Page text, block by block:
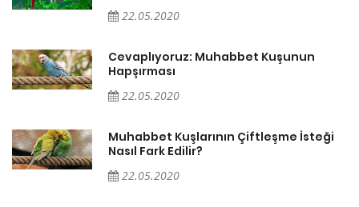
22.05.2020
Cevaplıyoruz: Muhabbet Kuşunun
Hapşırması
22.05.2020
Muhabbet Kuşlarının Çiftleşme İsteği
Nasıl Fark Edilir?
22.05.2020